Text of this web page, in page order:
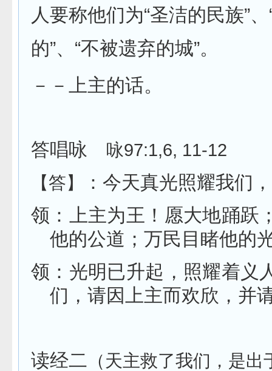
人要称他们为“圣洁的民族”
的”、“不被遗弃的城”。
－－上主的话。
答唱咏 咏97:1,6, 11-12
【答】
：今天真光照耀我们
领：上主为王！愿大地踊跃
他的公道；万民目睹他的
领：光明已升起，照耀着义
们，请因上主而欢欣，并
读经二 （天主救了我们，是